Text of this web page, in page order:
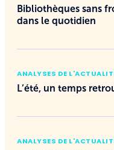
Bibliothèques sans
dans le quotidien
ANALYSES DE
L’été, un temps
ANALYSES DE